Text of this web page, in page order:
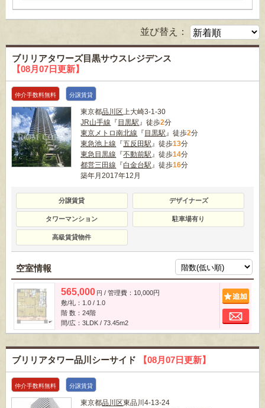
並び替え：
ブリリアタワーズ目黒サウスレジデンス
【08月07日更新】
仲介手数料無料 分譲賃貸
東京都品川区上大崎3-1-30
JR山手線 『 目黒駅』徒歩2分
東京メトロ南北線 『 目黒駅』徒歩2分
東急池上線 『五反田駅』徒歩13分
東急目黒線 『不動前駅』徒歩14分
都営三田線 『白金台駅』徒歩16分
築年月2017年12月
分譲賃貸 デザイナーズ
タワーマンション 駐車場有り
高級賃貸物件
空室情報
565,000 円 / 管理費：10,000円
敷/礼：1.0 / 1.0
階 数：24階
間/広：3LDK / 73.45m2
ブリリアタワー品川シーサイド 【08月07日更新】
仲介手数料無料 分譲賃貸
東京都品川区東品川4-13-24